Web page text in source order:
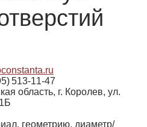
513‑11‑47
область, г. Королев, ул.
геометрию, диаметр/